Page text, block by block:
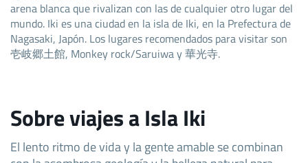
arena blanca que rivalizan con las de cualquier otro lugar del
mundo. Iki es una ciudad en la isla de Iki, en la Prefectura de
Nagasaki, Japón. Los lugares recomendados para visitar son
壱岐郷土館, Monkey rock/Saruiwa y 華光寺.
Sobre viajes a Isla Iki
El lento ritmo de vida y la gente amable se combinan